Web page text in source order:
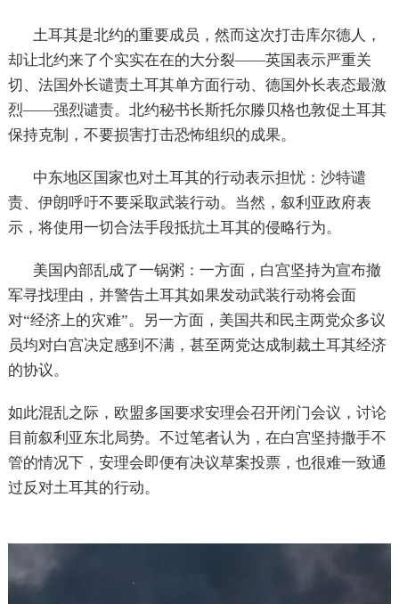
土耳其是北约的重要成员，然而这次打击库尔德人，
却让北约来了个实实在在的大分裂——英国表示严重关
切、法国外长谴责土耳其单方面行动、德国外长表态最激
烈——强烈谴责。北约秘书长斯托尔滕贝格也敦促土耳其
保持克制，不要损害打击恐怖组织的成果。
中东地区国家也对土耳其的行动表示担忧：沙特谴
责、伊朗呼吁不要采取武装行动。当然，叙利亚政府表
示，将使用一切合法手段抵抗土耳其的侵略行为。
美国内部乱成了一锅粥：一方面，白宫坚持为宣布撤
军寻找理由，并警告土耳其如果发动武装行动将会面
对“经济上的灾难”。另一方面，美国共和民主两党众多议
员均对白宫决定感到不满，甚至两党达成制裁土耳其经济
的协议。
如此混乱之际，欧盟多国要求安理会召开闭门会议，讨论
目前叙利亚东北局势。不过笔者认为，在白宫坚持撒手不
管的情况下，安理会即便有决议草案投票，也很难一致通
过反对土耳其的行动。